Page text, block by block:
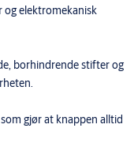
og elektromekanisk
borhindrende stifter og
gjør at knappen alltid